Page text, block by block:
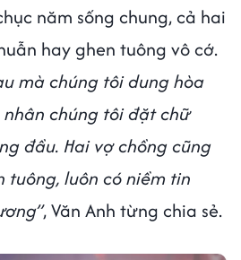
năm sống chung, cả hai
hay ghen tuông vô cớ.
mà chúng tôi dung hòa
chúng tôi đặt chữ
đầu. Hai vợ chồng cũng
luôn có niềm tin
, Văn Anh từng chia sẻ.